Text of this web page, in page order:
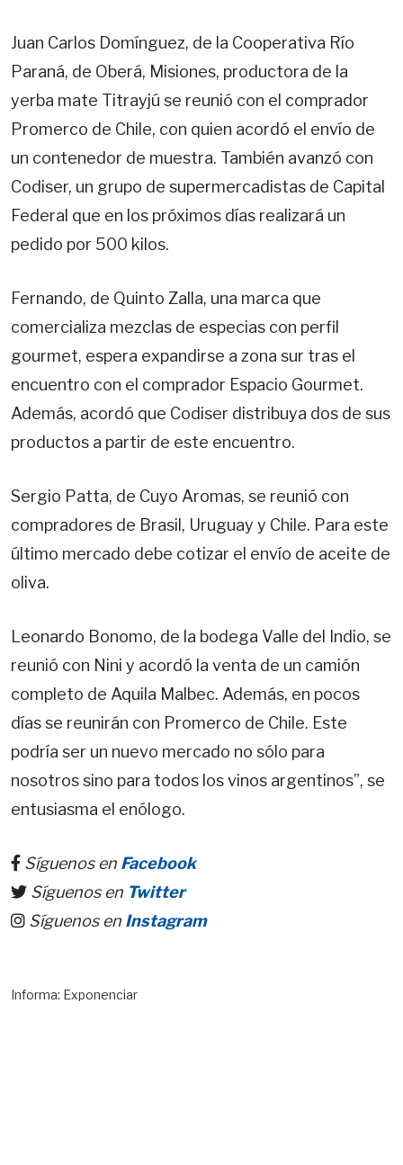
Juan Carlos Domínguez, de la Cooperativa Río
Paraná, de Oberá, Misiones, productora de la
yerba mate Titrayjú se reunió con el comprador
Promerco de Chile, con quien acordó el envío de
un contenedor de muestra. También avanzó con
Codiser, un grupo de supermercadistas de Capital
Federal que en los próximos días realizará un
pedido por 500 kilos.
Fernando, de Quinto Zalla, una marca que
comercializa mezclas de especias con perfil
gourmet, espera expandirse a zona sur tras el
encuentro con el comprador Espacio Gourmet.
Además, acordó que Codiser distribuya dos de sus
productos a partir de este encuentro.
Sergio Patta, de Cuyo Aromas, se reunió con
compradores de Brasil, Uruguay y Chile. Para este
último mercado debe cotizar el envío de aceite de
oliva.
Leonardo Bonomo, de la bodega Valle del Indio, se
reunió con Nini y acordó la venta de un camión
completo de Aquila Malbec. Además, en pocos
días se reunirán con Promerco de Chile. Este
podría ser un nuevo mercado no sólo para
nosotros sino para todos los vinos argentinos”, se
entusiasma el enólogo.
Síguenos en Facebook
Síguenos en Twitter
Síguenos en Instagram
Informa: Exponenciar